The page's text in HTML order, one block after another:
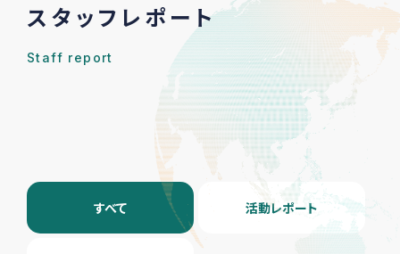
スタッフレポート
Staff report
すべて 活動レポート